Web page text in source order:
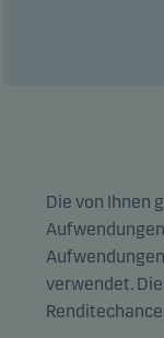
FRANCE (GOVT
OF) 0.1%
25.07.2031
TSY INFL IX
Die von Ihnen
verwendet.